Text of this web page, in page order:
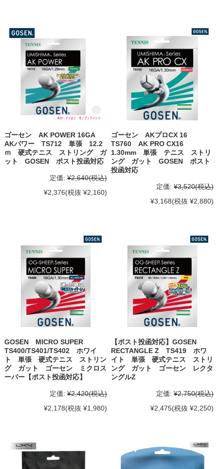
ゴーセン AK POWER 16GA
AKパワー TS712 単張 12.2
ｍ 硬式テニス ストリング ガ
ット GOSEN ポスト投函対応
定価: ¥2,640(税込)
¥2,376(税抜 ¥2,160)
ゴーセン AKプロCX 16
TS760 AK PRO CX16
1.30mm 単張 テニス ストリ
ング ガット GOSEN ポスト
投函対応
定価: ¥3,520(税込)
¥3,168(税抜 ¥2,880)
GOSEN MICRO SUPER
TS400/TS401/TS402 ホワイ
ト 単張 硬式テニス ストリン
グ ガット ゴーセン ミクロス
ーパー【ポスト投函対応】
定価: ¥2,420(税込)
¥2,178(税抜 ¥1,980)
【ポスト投函対応】GOSEN
RECTANGLE Z TS419 ホワ
イト 単張 硬式テニス ストリ
ング ガット ゴーセン レクタ
ングルZ
定価: ¥2,750(税込)
¥2,475(税抜 ¥2,250)